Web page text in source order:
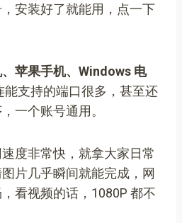
安装好了就能用，点一下
苹果手机、Windows 电
能支持的端口很多，甚至还
一个账号通用。
度非常快，就拿大家日常
片几乎瞬间就能完成，网
看视频的话，1080P 都不